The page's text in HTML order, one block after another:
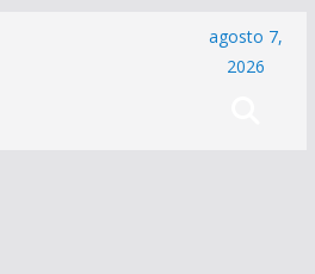
agosto 7,
2026